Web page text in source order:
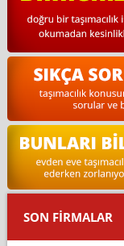
SON FİRMALAR